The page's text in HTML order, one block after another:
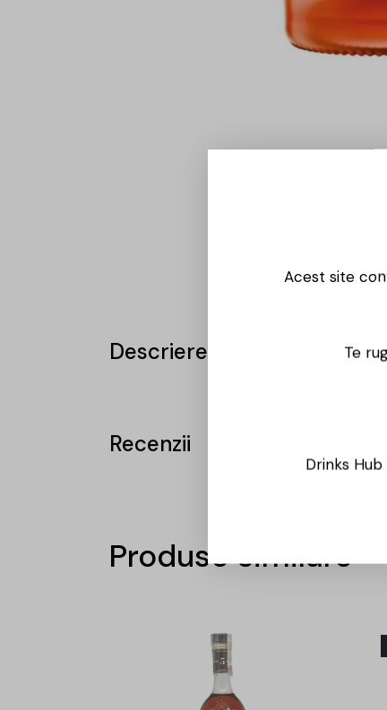
Descriere
Recenzii
Produse similare
Acest site
Te
Drinks